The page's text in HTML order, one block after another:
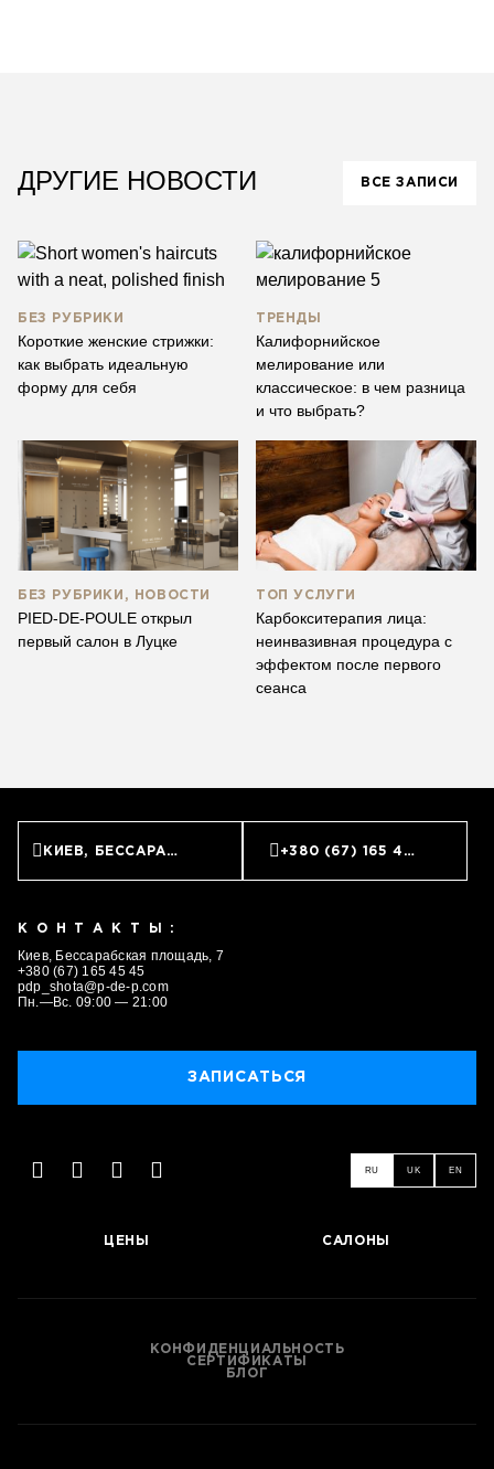
ДРУГИЕ НОВОСТИ ВСЕ ЗАПИСИ
БЕЗ РУБРИКИ
Короткие женские стрижки:
как выбрать идеальную
форму для себя
ТРЕНДЫ
Калифорнийское
мелирование или
классическое: в чем разница
и что выбрать?
БЕЗ РУБРИКИ, НОВОСТИ
PIED-DE-POULE открыл
первый салон в Луцке
ТОП УСЛУГИ
Карбокситерапия лица:
неинвазивная процедура с
эффектом после первого
сеанса
КИЕВ, БЕССАРАБСКАЯ ПЛОЩАДЬ, 7 +380 (67) 165 45 45
КОНТАКТЫ:
Киев, Бессарабская площадь, 7
+380 (67) 165 45 45
pdp_shota@p-de-p.com
Пн.—Вс. 09:00 — 21:00
ЗАПИСАТЬСЯ
RU UK EN
ЦЕНЫ САЛОНЫ
КОНФИДЕНЦИАЛЬНОСТЬ
СЕРТИФИКАТЫ
БЛОГ